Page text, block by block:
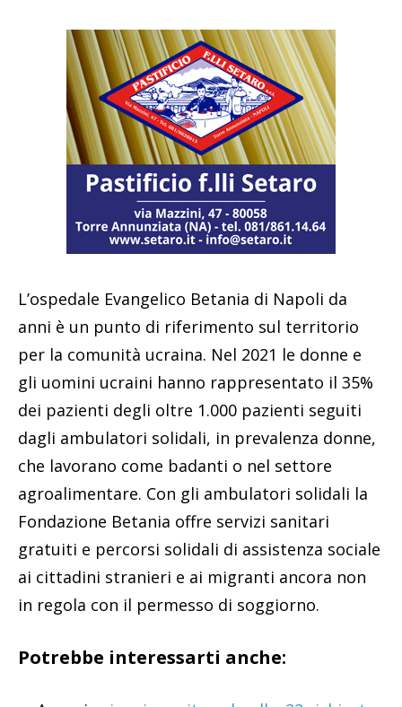
L’ospedale Evangelico Betania di Napoli da
anni è un punto di riferimento sul territorio
per la comunità ucraina. Nel 2021 le donne e
gli uomini ucraini hanno rappresentato il 35%
dei pazienti degli oltre 1.000 pazienti seguiti
dagli ambulatori solidali, in prevalenza donne,
che lavorano come badanti o nel settore
agroalimentare. Con gli ambulatori solidali la
Fondazione Betania offre servizi sanitari
gratuiti e percorsi solidali di assistenza sociale
ai cittadini stranieri e ai migranti ancora non
in regola con il permesso di soggiorno.
Potrebbe interessarti anche: